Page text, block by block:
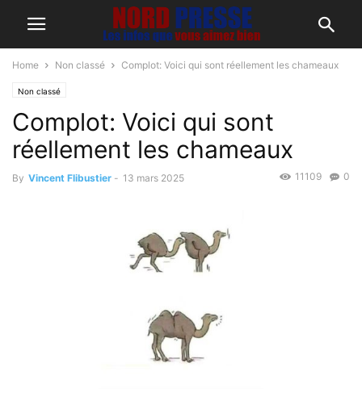
Home Non classé Complot: Voici qui sont réellement les chameaux
Non classé
Complot: Voici qui sont
réellement les chameaux
By Vincent Flibustier - 13 mars 2025 0
11109